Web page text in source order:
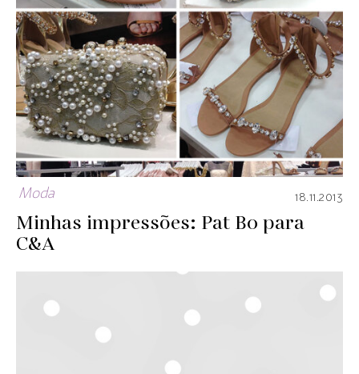
Moda 18.11.2013
Minhas impressões: Pat Bo para
C&A